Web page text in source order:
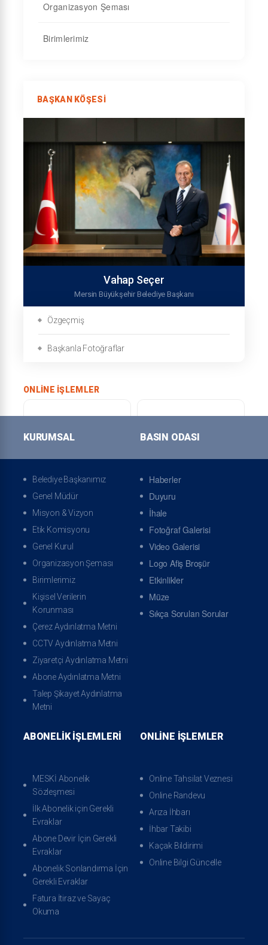
Organizasyon Şeması
Birimlerimiz
BAŞKAN KÖŞESI
Vahap Seçer
Mersin Büyükşehir Belediye Başkanı
Özgeçmiş
Başkanla Fotoğraflar
ONLINE İŞLEMLER
Arıza İhbarı İhbar Takibi
Kaçak Bildirimi
KURUMSAL
Belediye Başkanımız
Genel Müdür
Misyon & Vizyon
Etik Komisyonu
Genel Kurul
Organizasyon Şeması
Birimlerimiz
Kişisel Verilerin
Korunması
Çerez Aydınlatma Metni
CCTV Aydınlatma Metni
Ziyaretçi Aydınlatma Metni
Abone Aydınlatma Metni
Talep Şikayet Aydınlatma
Metni
BASIN ODASI
Haberler
Duyuru
İhale
Fotoğraf Galerisi
Video Galerisi
Logo Afiş Broşür
Etkinlikler
Müze
Sıkça Sorulan Sorular
ABONELIK İŞLEMLERI
MESKİ Abonelik
Sözleşmesi
İlk Abonelik için Gerekli
Evraklar
Abone Devir İçin Gerekli
Evraklar
Abonelik Sonlandırma İçin
Gerekli Evraklar
Fatura İtiraz ve Sayaç
Okuma
ONLINE İŞLEMLER
Online Tahsilat Veznesi
Online Randevu
Arıza İhbarı
İhbar Takibi
Kaçak Bildirimi
Online Bilgi Güncelle